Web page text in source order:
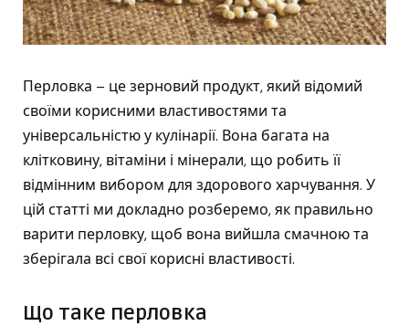
Перловка – це зерновий продукт, який відомий
своїми корисними властивостями та
універсальністю у кулінарії. Вона багата на
клітковину, вітаміни і мінерали, що робить її
відмінним вибором для здорового харчування. У
цій статті ми докладно розберемо, як правильно
варити перловку, щоб вона вийшла смачною та
зберігала всі свої корисні властивості.
Що таке перловка